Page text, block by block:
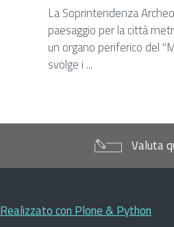
La Soprintendenza
paesaggio per la città
un organo periferico del
svolge i ...
Valuta
Realizzato con Plone & Python